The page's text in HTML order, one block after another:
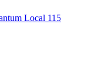
Local 115